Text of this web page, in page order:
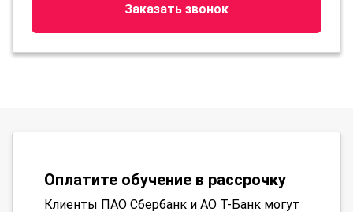
Заказать звонок
Оплатите обучение в рассрочку
Клиенты ПАО Сбербанк и АО Т-Банк могут